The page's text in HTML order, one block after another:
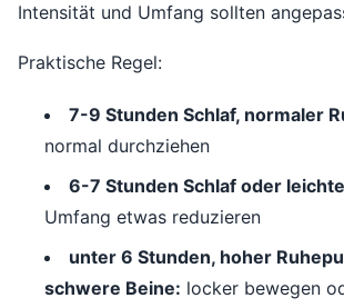
Intensität und Umfang sollten
Praktische Regel:
7-9 Stunden Schlaf, normaler
normal durchziehen
6-7 Stunden Schlaf oder
Umfang etwas reduzieren
unter 6 Stunden, hoher
schwere Beine: locker bewegen